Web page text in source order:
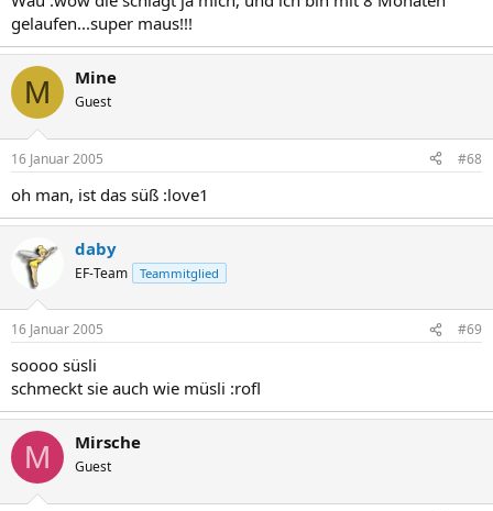
gelaufen...super maus!!!
M Mine
Guest
16 Januar 2005 #68
oh man, ist das süß :love1
daby
EF-Team Teammitglied
16 Januar 2005 #69
soooo süsli
schmeckt sie auch wie müsli :rofl
M Mirsche
Guest